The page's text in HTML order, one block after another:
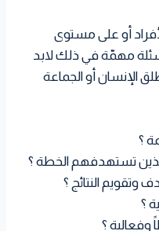
أو على مستوى
مهمّة في ذلك لابد
الإنسان أو الجماعة